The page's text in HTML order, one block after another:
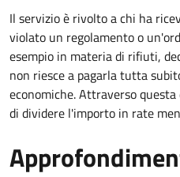
Il servizio è rivolto a chi ha
violato un regolamento o
esempio in materia di rifiuti,
non riesce a pagarla tutta
economiche. Attraverso
di dividere l'importo in rate